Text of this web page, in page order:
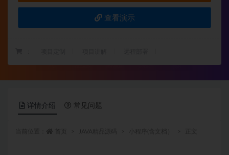
查看演示
详情介绍 常见问题